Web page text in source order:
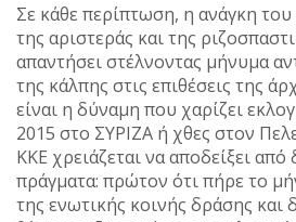
Σε κάθε περίπτωση, η ανάγκη
της αριστεράς και της
απαντήσει στέλνοντας μήνυμα
της κάλπης στις επιθέσεις της
είναι η δύναμη που χαρίζει
2015 στο ΣΥΡΙΖΑ ή χθες στον
ΚΚΕ χρειάζεται να αποδείξει
πράγματα: πρώτον ότι πήρε το
της ενωτικής κοινής δράσης και